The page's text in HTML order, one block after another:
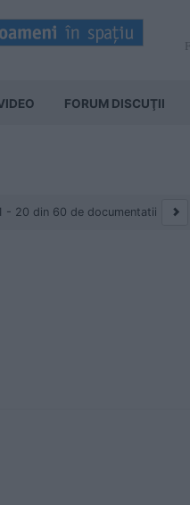
FORUM DISCUŢII
- 20 din 60 de documentatii